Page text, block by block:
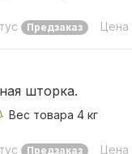
Предзаказ Цена
шторка.
Вес товара 4 кг
Предзаказ Цена